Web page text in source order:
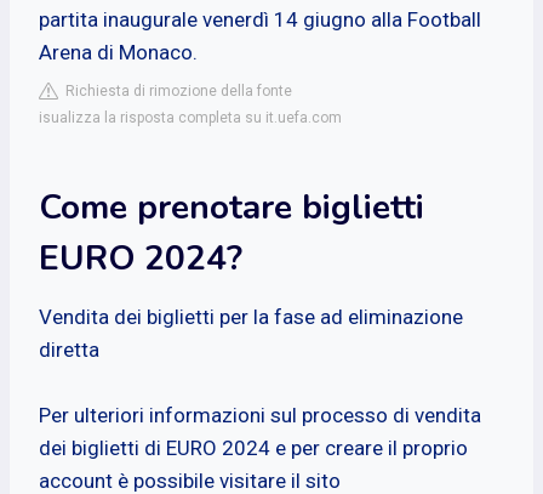
partita inaugurale venerdì 14 giugno alla Football
Arena di Monaco.
Richiesta di rimozione della fonte
isualizza la risposta completa su it.uefa.com
Come prenotare biglietti
EURO 2024?
Vendita dei biglietti per la fase ad eliminazione
diretta
Per ulteriori informazioni sul processo di vendita
dei biglietti di EURO 2024 e per creare il proprio
account è possibile visitare il sito